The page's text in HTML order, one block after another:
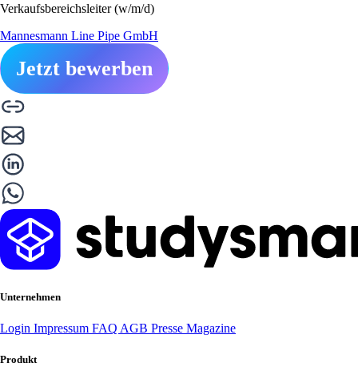
Verkaufsbereichsleiter (w/m/d)
Mannesmann Line Pipe GmbH
Jetzt bewerben
Unternehmen
Login Impressum FAQ AGB Presse Magazine
Produkt